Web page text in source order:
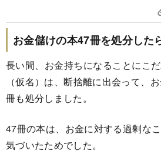
お金儲けの本47冊を処分した
長い間、お金持ちになることにこ
（仮名）は、断捨離に出会って、
冊も処分しました。
47冊の本は、お金に対する過剰な
気づいたためでした。